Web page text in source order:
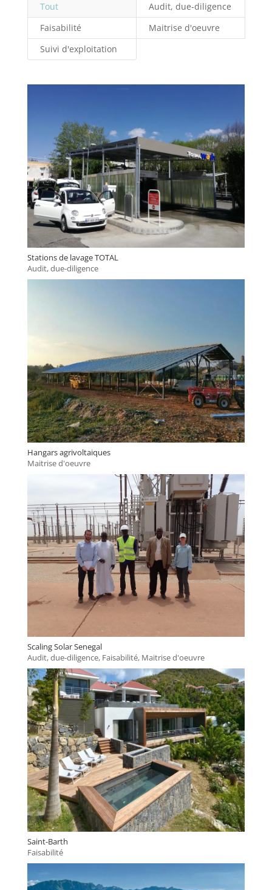
Tout
Audit, due-diligence
Faisabilité
Maitrise d'oeuvre
Suivi d'exploitation
Stations de lavage TOTAL
Audit, due-diligence
Hangars agrivoltaiques
Maitrise d'oeuvre
Scaling Solar Senegal
Audit, due-diligence, Faisabilité, Maitrise d'oeuvre
Saint-Barth
Faisabilité